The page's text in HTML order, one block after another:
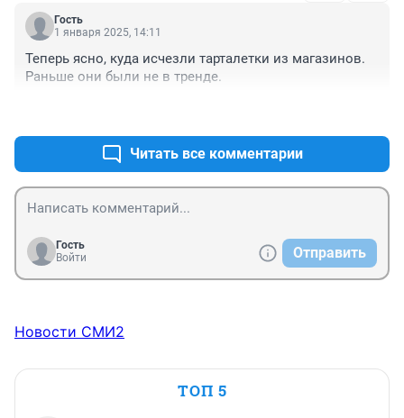
Гость
1 января 2025, 14:11
Теперь ясно, куда исчезли тарталетки из магазинов.
Раньше они были не в тренде.
Читать все комментарии
Гость
Войти
Отправить
Новости СМИ2
ТОП 5